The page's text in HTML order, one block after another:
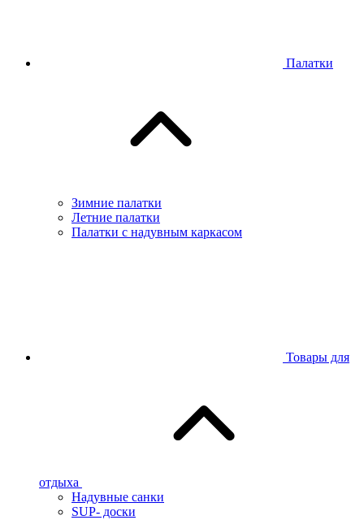
Палатки
Зимние палатки
Летние палатки
Палатки с надувным каркасом
Товары для
отдыха
Надувные санки
SUP- доски